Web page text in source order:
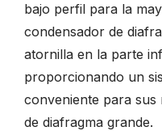
bajo perfil para la
condensador de
atornilla en la parte
proporcionando un
conveniente para
de diafragma grande.